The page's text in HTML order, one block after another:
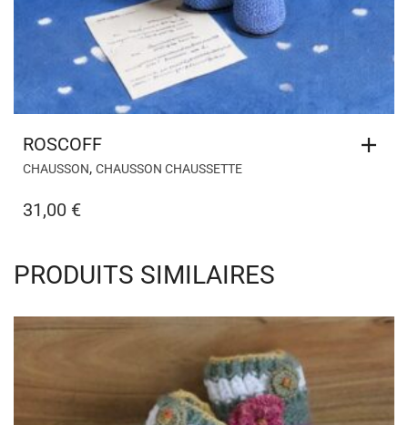
ROSCOFF
CHAUSSON, CHAUSSON CHAUSSETTE
31,00 €
PRODUITS SIMILAIRES